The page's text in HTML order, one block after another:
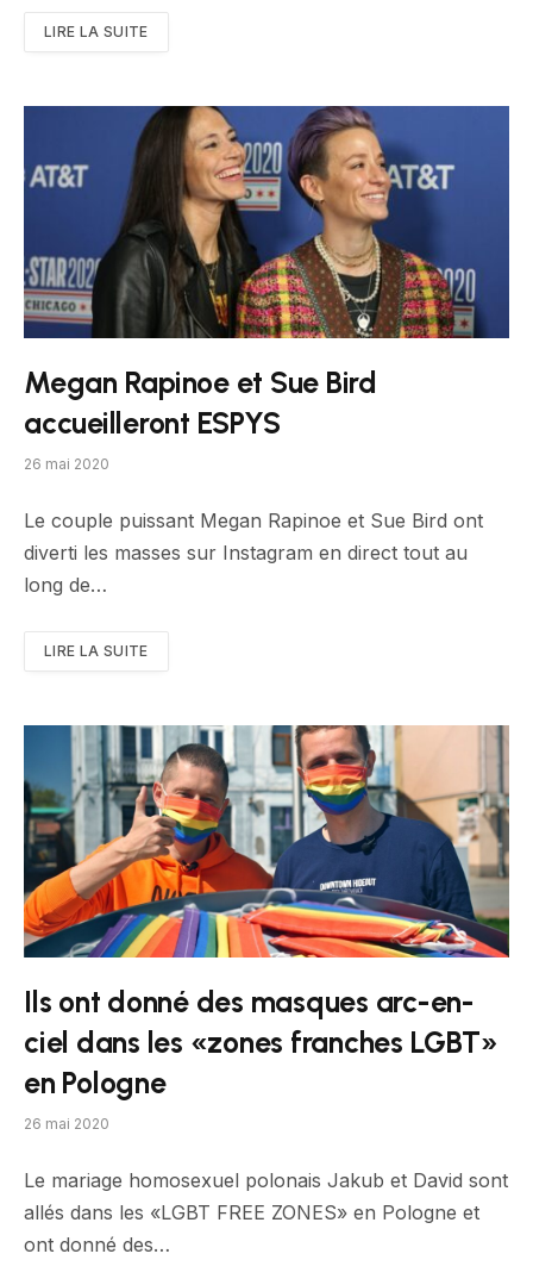
LIRE LA SUITE
Megan Rapinoe et Sue Bird
accueilleront ESPYS
26 mai 2020
Le couple puissant Megan Rapinoe et Sue Bird ont
diverti les masses sur Instagram en direct tout au
long de…
LIRE LA SUITE
Ils ont donné des masques arc-en-
ciel dans les «zones franches LGBT»
en Pologne
26 mai 2020
Le mariage homosexuel polonais Jakub et David sont
allés dans les «LGBT FREE ZONES» en Pologne et
ont donné des…